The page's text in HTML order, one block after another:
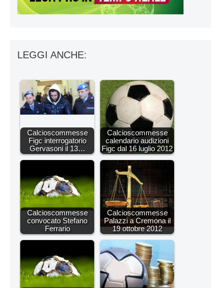
LEGGI ANCHE:
Calcioscommesse
Figc interrogatorio
Gervasoni il 13…
Calcioscommesse
calendario audizioni
Figc dal 16 luglio 2012
Calcioscommesse
convocato Stefano
Ferrario
Calcioscommesse
Palazzi a Cremona il
19 ottobre 2012